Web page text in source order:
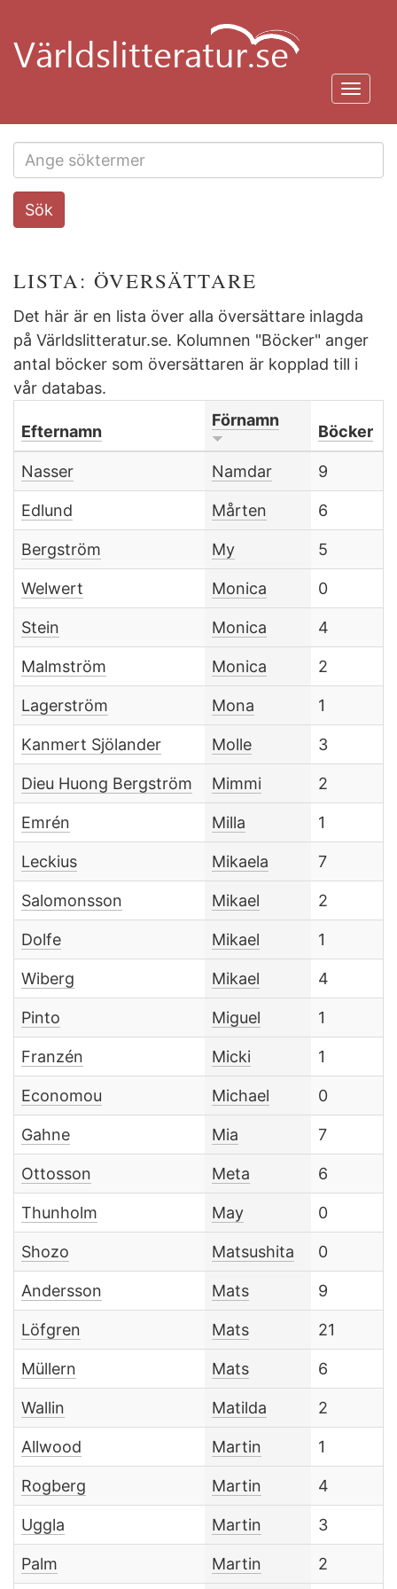
huvudinnehåll
Search
this
Sök
LISTA: ÖVERSÄTTARE
Det här är en lista över alla översättare inlagda
på Världslitteratur.se. Kolumnen "Böcker" anger
antal böcker som översättaren är kopplad till i
vår databas.
Efternamn
Förnamn
Böcker
Nasser Namdar 9
Edlund Mårten 6
Bergström My 5
Welwert Monica 0
Stein Monica 4
Malmström Monica 2
Lagerström Mona 1
Kanmert Sjölander Molle 3
Dieu Huong Bergström Mimmi 2
Emrén Milla 1
Leckius Mikaela 7
Salomonsson Mikael 2
Dolfe Mikael 1
Wiberg Mikael 4
Pinto Miguel 1
Franzén Micki 1
Economou Michael 0
Gahne Mia 7
Ottosson Meta 6
Thunholm May 0
Shozo Matsushita 0
Andersson Mats 9
Löfgren Mats 21
Müllern Mats 6
Wallin Matilda 2
Allwood Martin 1
Rogberg Martin 4
Uggla Martin 3
Palm Martin 2